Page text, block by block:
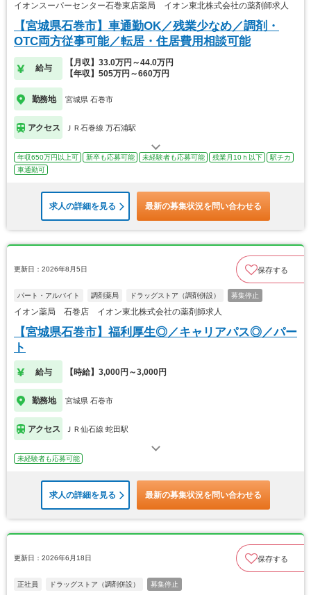
イオンスーパーセンター石巻東店薬局 イオン東北株式会社の薬剤師求人
【宮城県石巻市】車通勤OK／残業少なめ／調剤・
OTC両方従事可能／転居・住居費用相談可能
給与
【月収】33.0万円～44.0万円
【年収】505万円～660万円
勤務地 宮城県 石巻市
アクセス ＪＲ石巻線 万石浦駅
年収650万円以上可 新卒も応募可能 未経験者も応募可能 残業月10ｈ以下
駅チカ
車通勤可
求人の詳細を見る 最新の募集状況を問い合わせる
更新日：2026年8月5日 保存する
パート・アルバイト 調剤薬局 ドラッグストア（調剤併設） 募集停止
イオン薬局 石巻店 イオン東北株式会社の薬剤師求人
【宮城県石巻市】福利厚生◎／キャリアパス◎／パー
ト
給与 【時給】3,000円～3,000円
勤務地 宮城県 石巻市
アクセス ＪＲ仙石線 蛇田駅
未経験者も応募可能
求人の詳細を見る 最新の募集状況を問い合わせる
更新日：2026年6月18日 保存する
正社員 ドラッグストア（調剤併設） 募集停止